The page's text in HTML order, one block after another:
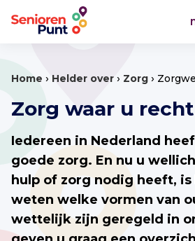
Home › Helder over › Zorg ›
Zorg waar u
Iedereen in Nederland
goede zorg. En nu u
hulp of zorg nodig heeft,
weten welke vormen van
wettelijk zijn geregeld in